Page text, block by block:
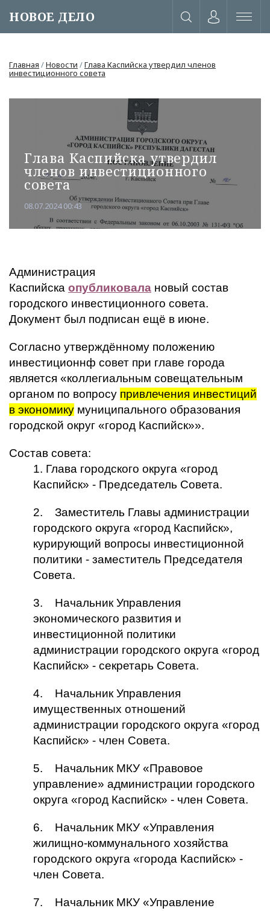
НОВОЕ ДЕЛО
Главная /Новости /Глава Каспийска утвердил членов
инвестиционного совета
Глава Каспийска утвердил
членов инвестиционного
совета
08.07.2024 00:43
Администрация
Каспийска опубликовала новый состав
городского инвестиционного совета.
Документ был подписан ещё в июне.
Согласно утверждённому положению
инвестиционнф совет при главе города
является «коллегиальным совещательным
органом по вопросу привлечения инвестиций
в экономику муниципального образования
городской округ «город Каспийск»».
Состав совета:
1. Глава городского округа «город
Каспийск» - Председатель Совета.
2. Заместитель Главы администрации
городского округа «город Каспийск»,
курирующий вопросы инвестиционной
политики - заместитель Председателя
Совета.
3. Начальник Управления
экономического развития и
инвестиционной политики
администрации городского округа «город
Каспийск» - секретарь Совета.
4. Начальник Управления
имущественных отношений
администрации городского округа «город
Каспийск» - член Совета.
5. Начальник МКУ «Правовое
управление» администрации городского
округа «город Каспийск» - член Совета.
6. Начальник МКУ «Управления
жилищно-коммунального хозяйства
городского округа «города Каспийск» -
член Совета.
7. Начальник МКУ «Управление